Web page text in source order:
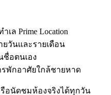
ล Prime Location
วันและรายเดือน
ชื่อตนเอง
พักอาศัยใกล้ชายหาด
อนัดชมห้องจริงได้ทุกวัน